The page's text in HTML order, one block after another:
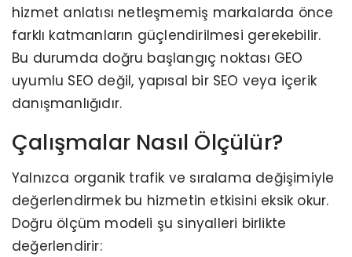
hizmet anlatısı netleşmemiş markalarda önce
farklı katmanların güçlendirilmesi gerekebilir.
Bu durumda doğru başlangıç noktası GEO
uyumlu SEO değil, yapısal bir SEO veya içerik
danışmanlığıdır.
Çalışmalar Nasıl Ölçülür?
Yalnızca organik trafik ve sıralama değişimiyle
değerlendirmek bu hizmetin etkisini eksik okur.
Doğru ölçüm modeli şu sinyalleri birlikte
değerlendirir: